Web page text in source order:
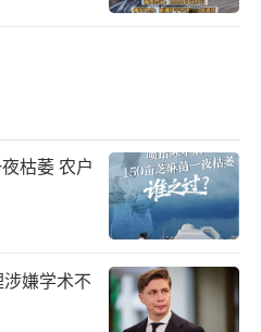
枯萎 农户
嫌学术不